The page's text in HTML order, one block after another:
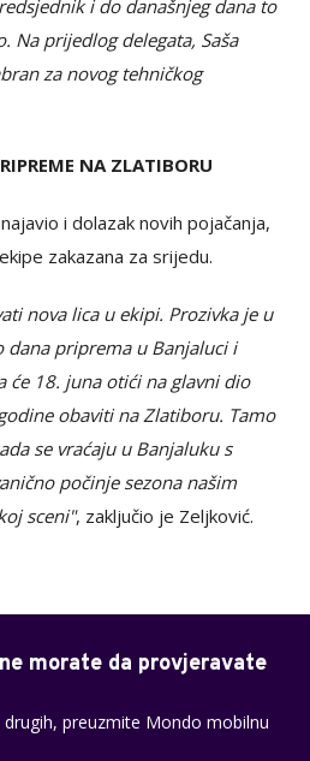
i do današnjeg dana to
Na prijedlog delegata, Saša
za novog tehničkog
NA ZLATIBORU
i dolazak novih pojačanja,
zakazana za srijedu.
nova lica u ekipi. Prozivka je u
dana priprema u Banjaluci i
će 18. juna otići na glavni dio
obaviti na Zlatiboru. Tamo
se vraćaju u Banjaluku s
počinje sezona našim
sceni", zaključio je Zeljković.
morate da provjeravate
preuzmite Mondo mobilnu